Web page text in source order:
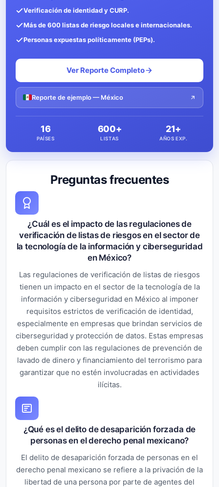
Preguntas frecuentes
¿Cuál es el impacto de las regulaciones de
verificación de listas de riesgos en el sector de
la tecnología de la información y ciberseguridad
en México?
Las regulaciones de verificación de listas de riesgos
tienen un impacto en el sector de la tecnología de la
información y ciberseguridad en México al imponer
requisitos estrictos de verificación de identidad,
especialmente en empresas que brindan servicios de
ciberseguridad y protección de datos. Estas empresas
deben cumplir con las regulaciones de prevención de
lavado de dinero y financiamiento del terrorismo para
garantizar que no estén involucradas en actividades
ilícitas.
¿Qué es el delito de desaparición forzada de
personas en el derecho penal mexicano?
El delito de desaparición forzada de personas en el
derecho penal mexicano se refiere a la privación de la
libertad de una persona por parte de agentes del
Verificación de identidad y CURP.
Más de 600 listas de riesgo locales e internacionales.
Personas expuestas políticamente (PEPs).
Ver Reporte Completo
Reporte de ejemplo — México
16
PAÍSES
600+
LISTAS
21+
AÑOS EXP.